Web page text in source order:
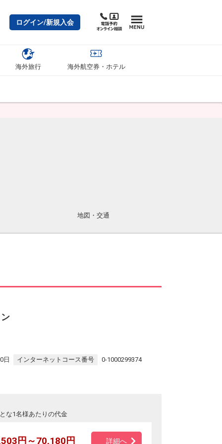
ログイン/新規入会
海外旅行 海外航空券・ホテル
地図・交通
日 インターネットコース番号 0-1000299374
な1名様あたりの代金
円～70,180円 詳細へ